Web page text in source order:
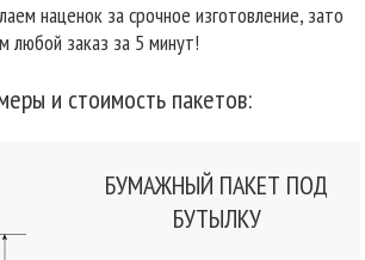
наценок за срочное изготовление, зато
любой заказ за 5 минут!
и стоимость пакетов:
БУМАЖНЫЙ ПАКЕТ ПОД
БУТЫЛКУ